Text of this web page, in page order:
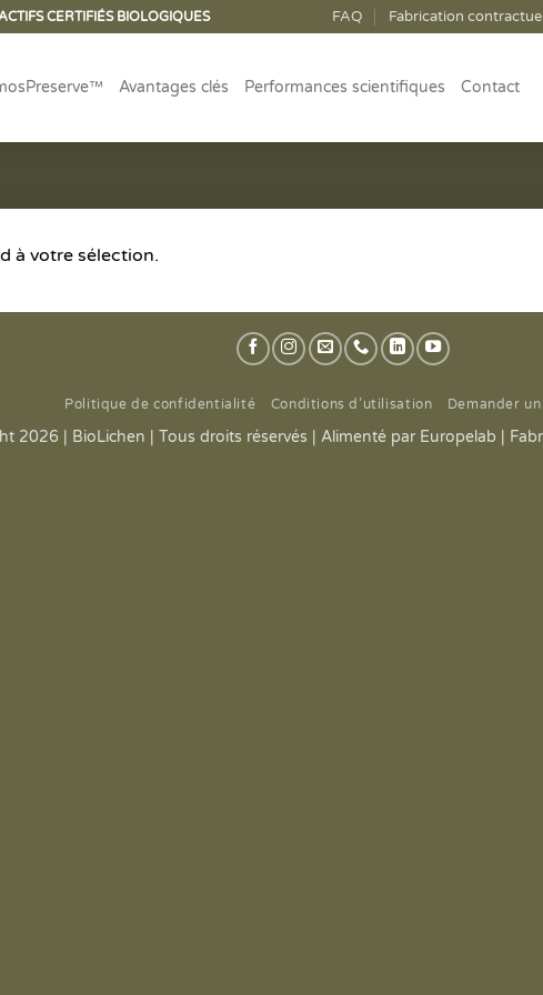
CERTIFIÉS BIOLOGIQUES FAQ Fabrication
Avantages clés Performances scientifiques Contact
à votre sélection.
Politique de confidentialité Conditions d’utilisation Demander
2026 | BioLichen | Tous droits réservés | Alimenté par Europelab |